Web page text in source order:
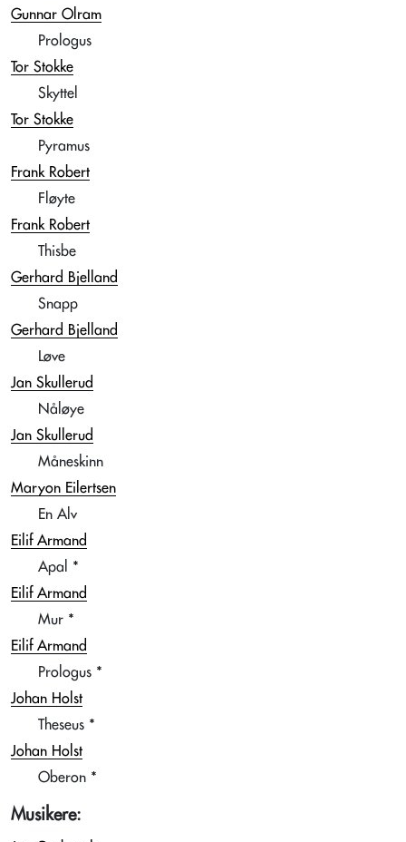
Gunnar Olram
Prologus
Tor Stokke
Skyttel
Tor Stokke
Pyramus
Frank Robert
Fløyte
Frank Robert
Thisbe
Gerhard Bjelland
Snapp
Gerhard Bjelland
Løve
Jan Skullerud
Nåløye
Jan Skullerud
Måneskinn
Maryon Eilertsen
En Alv
Eilif Armand
Apal *
Eilif Armand
Mur *
Eilif Armand
Prologus *
Johan Holst
Theseus *
Johan Holst
Oberon *
Musikere: